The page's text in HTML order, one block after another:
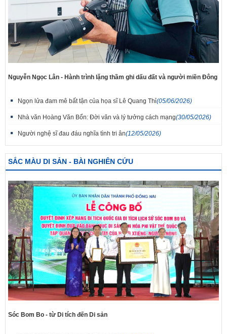
Nguyễn Ngọc Lân - Hành trình lặng thầm ghi dấu đất và người miền Đông
Ngọn lửa đam mê bất tận của họa sĩ Lê Quang Thỉ(05/06/2026)
Nhà văn Hoàng Văn Bổn: Đời văn và lý tưởng cách mạng(30/05/2026)
Người nghệ sĩ đau đáu nghĩa tình tri ân(12/05/2026)
SẮC MÀU DI SẢN - BÀI NGHIÊN CỨU
Sóc Bom Bo - từ Di tích đến Di sản